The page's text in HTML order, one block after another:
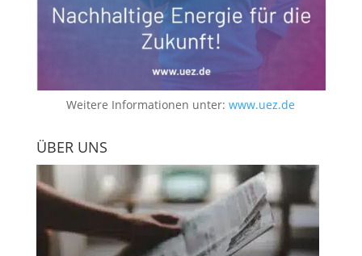
Weitere Informationen unter:www.uez.de
ÜBER UNS